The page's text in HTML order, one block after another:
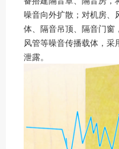
噪音向外扩散；对机房、
体、隔音吊顶、隔音门窗
风管等噪音传播载体，采
泄露。